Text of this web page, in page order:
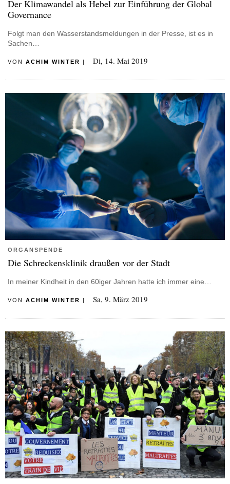
Der Klimawandel als Hebel zur Einführung der Global
Governance
Folgt man den Wasserstandsmeldungen in der Presse, ist es in
Sachen…
VON ACHIM WINTER | Di, 14. Mai 2019
ORGANSPENDE
Die Schreckensklinik draußen vor der Stadt
In meiner Kindheit in den 60iger Jahren hatte ich immer eine…
VON ACHIM WINTER | Sa, 9. März 2019